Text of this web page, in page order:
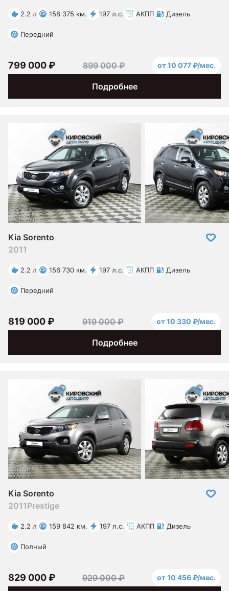
2.2 л 158 375 км. 197 л.с. АКПП Дизель
Передний
Подробнее
799 000 ₽ 899 000 ₽ от 10 077 ₽/мес.
Kia Sorento
2011
2.2 л 156 730 км. 197 л.с. АКПП Дизель
Передний
Подробнее
819 000 ₽ 919 000 ₽ от 10 330 ₽/мес.
Kia Sorento
2011Prestige
2.2 л 159 842 км. 197 л.с. АКПП Дизель
Полный
829 000 ₽ 929 000 ₽ от 10 456 ₽/мес.